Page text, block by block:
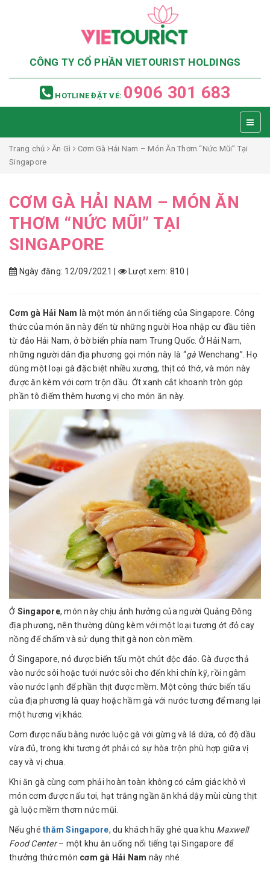
CÔNG TY CỔ PHẦN VIETOURIST HOLDINGS
HOTLINE ĐẶT VÉ: 0906 301 683
Trang chủ Ăn Gì
Cơm Gà Hải Nam – Món Ăn Thơm “Nức Mũi” Tại
Singapore
CƠM GÀ HẢI NAM – MÓN ĂN
THƠM “NỨC MŨI” TẠI
SINGAPORE
Ngày đăng: 12/09/2021 | Lượt xem: 810 |
Cơm gà Hải Nam là một món ăn nổi tiếng của Singapore. Công
thức của món ăn này đến từ những người Hoa nhập cư đầu tiên
từ đảo Hải Nam, ở bờ biển phía nam Trung Quốc. Ở Hải Nam,
những người dân địa phương gọi món này là “gà Wenchang”. Họ
dùng một loại gà đặc biệt nhiều xương, thịt có thớ, và món này
được ăn kèm với cơm trộn dầu. Ớt xanh cắt khoanh tròn góp
phần tô điểm thêm hương vị cho món ăn này.
Ở Singapore, món này chịu ảnh hưởng của người Quảng Đông
địa phương, nên thường dùng kèm với một loại tương ớt đỏ cay
nồng để chấm và sử dụng thịt gà non còn mềm.
Ở Singapore, nó được biến tấu một chút độc đáo. Gà được thả
vào nước sôi hoặc tưới nước sôi cho đến khi chín kỹ, rồi ngâm
vào nước lạnh để phần thịt được mềm. Một công thức biến tấu
của địa phương là quay hoặc hầm gà với nước tương để mang lại
một hương vị khác.
Cơm được nấu bằng nước luộc gà với gừng và lá dứa, có độ dầu
vừa đủ, trong khi tương ớt phải có sự hòa trộn phù hợp giữa vị
cay và vị chua.
Khi ăn gà cùng cơm phải hoàn toàn không có cảm giác khô vì
món cơm được nấu tơi, hạt trắng ngần ăn khá dậy mùi cùng thịt
gà luộc mềm thơm nức mũi.
Nếu ghé thăm Singapore, du khách hãy ghé qua khu Maxwell
Food Center– một khu ăn uống nổi tiếng tại Singapore để
thưởng thức món cơm gà Hải Nam này nhé.